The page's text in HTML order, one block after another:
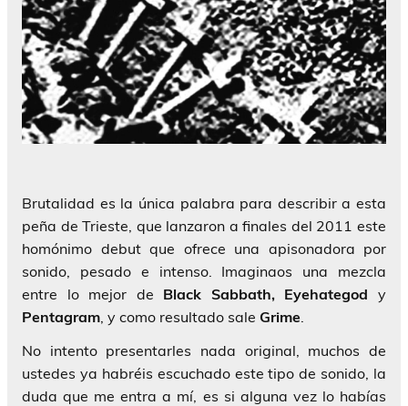
Brutalidad es la única palabra para describir a esta
peña de Trieste, que lanzaron a finales del 2011 este
homónimo debut que ofrece una apisonadora por
sonido, pesado e intenso. Imaginaos una mezcla
entre lo mejor de Black Sabbath, Eyehategod y
Pentagram , y como resultado sale Grime
No intento presentarles nada original, muchos de
ustedes ya habréis escuchado este tipo de sonido, la
duda que me entra a mí, es si alguna vez lo habías